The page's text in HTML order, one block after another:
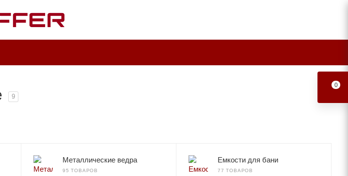
9
Металлические ведра
95 ТОВАРОВ
Емкости для бани
77 ТОВАРОВ
0